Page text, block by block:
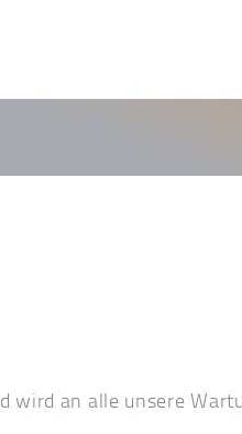
wird an alle unsere